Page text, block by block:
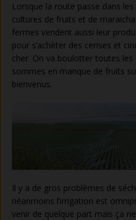
Lorsque la route passe dans
cultures de fruits et de
fermes vendent aussi leur
pour s’achèter des cerises et
cher. On va boulotter toutes les
sommes en manque de fruits
bienvenus.
Il y a de gros problèmes de
néanmoins l’irrigation est
venir de quelque part mais ça